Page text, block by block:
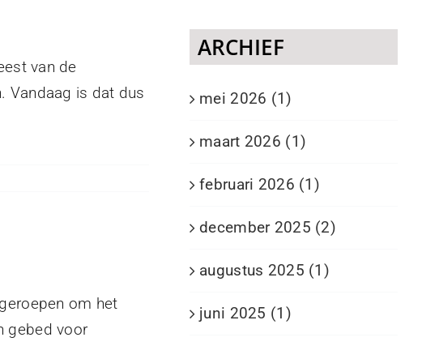
van de
Vandaag is dat dus
om het
gebed voor
ARCHIEF
mei 2026 (1)
maart 2026 (1)
februari 2026 (1)
december 2025 (2)
augustus 2025 (1)
juni 2025 (1)